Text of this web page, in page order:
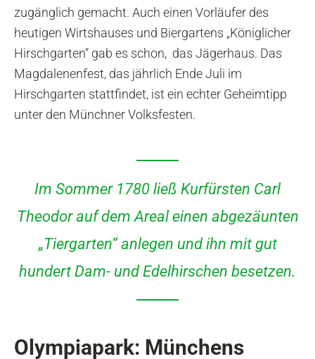
zugänglich gemacht. Auch einen Vorläufer des
heutigen Wirtshauses und Biergartens „Königlicher
Hirschgarten“ gab es schon, das Jägerhaus. Das
Magdalenenfest, das jährlich Ende Juli im
Hirschgarten stattfindet, ist ein echter Geheimtipp
unter den Münchner Volksfesten.
Im Sommer 1780 ließ Kurfürsten Carl
Theodor auf dem Areal einen abgezäunten
„Tiergarten“ anlegen und ihn mit gut
hundert Dam- und Edelhirschen besetzen.
Olympiapark: Münchens